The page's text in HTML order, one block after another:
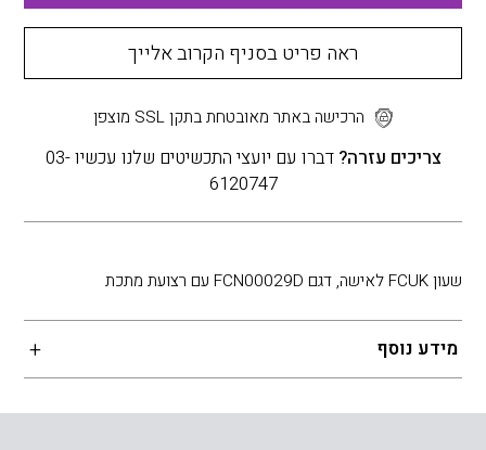
ראה פריט בסניף הקרוב אלייך
הרכישה באתר מאובטחת בתקן SSL מוצפן
צריכים עזרה?
דברו עם יועצי התכשיטים שלנו עכשיו 03-
6120747
שעון FCUK לאישה, דגם FCN00029D עם רצועת מתכת
מידע נוסף